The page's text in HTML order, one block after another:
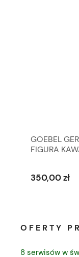
GOEBEL
FIGURA
350,00 zł
OFERTY
8 serwisów w